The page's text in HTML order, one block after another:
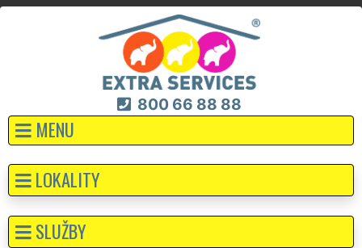
800 66 88 88
MENU
LOKALITY
SLUŽBY